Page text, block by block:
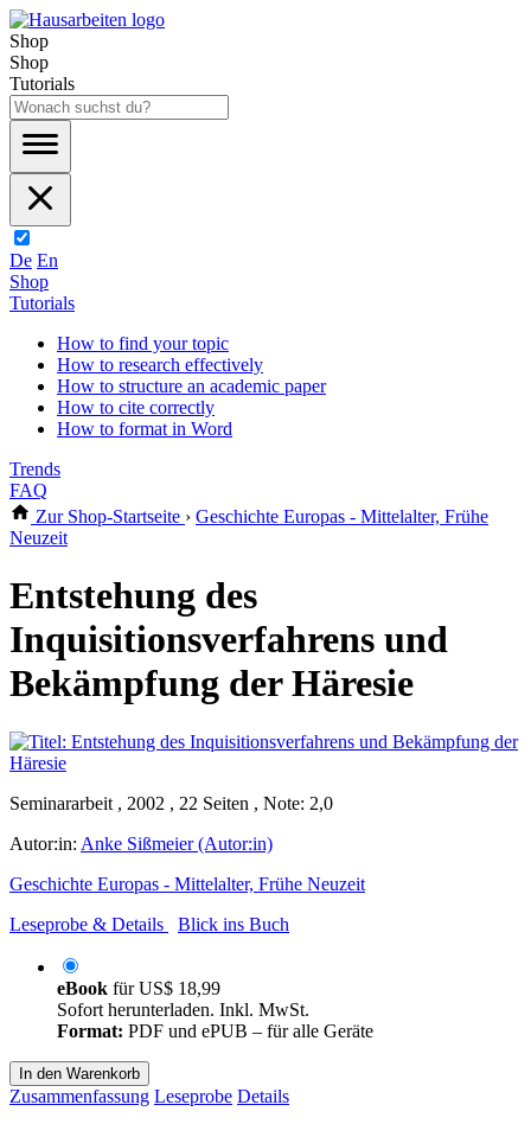
Shop
Shop
Tutorials
De En
Shop
Tutorials
How to find your topic
How to research effectively
How to structure an academic paper
How to cite correctly
How to format in Word
Trends
FAQ
Zur Shop-Startseite › Geschichte Europas - Mittelalter, Frühe
Neuzeit
Entstehung des
Inquisitionsverfahrens und
Bekämpfung der Häresie
Seminararbeit , 2002 , 22 Seiten , Note: 2,0
Autor:in: Anke Sißmeier (Autor:in)
Geschichte Europas - Mittelalter, Frühe Neuzeit
Leseprobe & Details
Blick ins Buch
eBook fürUS$ 18,99
Sofort herunterladen. Inkl. MwSt.
Format: PDF und ePUB – für alle Geräte
In den Warenkorb
Zusammenfassung Leseprobe Details